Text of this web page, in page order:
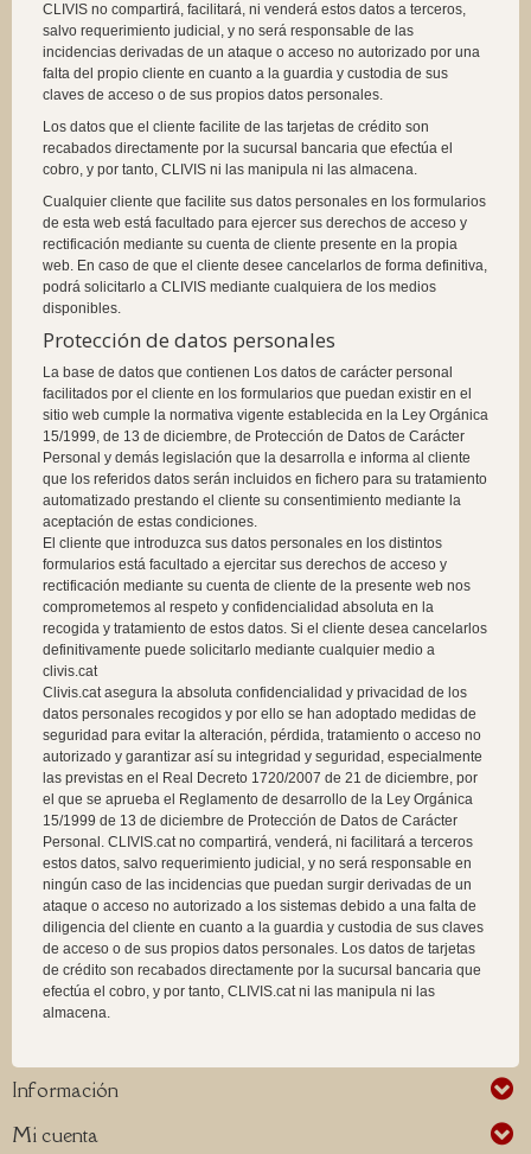
CLIVIS no compartirá, facilitará, ni venderá estos datos a terceros,
salvo requerimiento judicial, y no será responsable de las
incidencias derivadas de un ataque o acceso no autorizado por una
falta del propio cliente en cuanto a la guardia y custodia de sus
claves de acceso o de sus propios datos personales.
Los datos que el cliente facilite de las tarjetas de crédito son
recabados directamente por la sucursal bancaria que efectúa el
cobro, y por tanto, CLIVIS ni las manipula ni las almacena.
Cualquier cliente que facilite sus datos personales en los formularios
de esta web está facultado para ejercer sus derechos de acceso y
rectificación mediante su cuenta de cliente presente en la propia
web. En caso de que el cliente desee cancelarlos de forma definitiva,
podrá solicitarlo a CLIVIS mediante cualquiera de los medios
disponibles.
Protección de datos personales
La base de datos que contienen Los datos de carácter personal
facilitados por el cliente en los formularios que puedan existir en el
sitio web cumple la normativa vigente establecida en la Ley Orgánica
15/1999, de 13 de diciembre, de Protección de Datos de Carácter
Personal y demás legislación que la desarrolla e informa al cliente
que los referidos datos serán incluidos en fichero para su tratamiento
automatizado prestando el cliente su consentimiento mediante la
aceptación de estas condiciones.
El cliente que introduzca sus datos personales en los distintos
formularios está facultado a ejercitar sus derechos de acceso y
rectificación mediante su cuenta de cliente de la presente web nos
comprometemos al respeto y confidencialidad absoluta en la
recogida y tratamiento de estos datos. Si el cliente desea cancelarlos
definitivamente puede solicitarlo mediante cualquier medio a
clivis.cat
Clivis.cat asegura la absoluta confidencialidad y privacidad de los
datos personales recogidos y por ello se han adoptado medidas de
seguridad para evitar la alteración, pérdida, tratamiento o acceso no
autorizado y garantizar así su integridad y seguridad, especialmente
las previstas en el Real Decreto 1720/2007 de 21 de diciembre, por
el que se aprueba el Reglamento de desarrollo de la Ley Orgánica
15/1999 de 13 de diciembre de Protección de Datos de Carácter
Personal. CLIVIS.cat no compartirá, venderá, ni facilitará a terceros
estos datos, salvo requerimiento judicial, y no será responsable en
ningún caso de las incidencias que puedan surgir derivadas de un
ataque o acceso no autorizado a los sistemas debido a una falta de
diligencia del cliente en cuanto a la guardia y custodia de sus claves
de acceso o de sus propios datos personales. Los datos de tarjetas
de crédito son recabados directamente por la sucursal bancaria que
efectúa el cobro, y por tanto, CLIVIS.cat ni las manipula ni las
almacena.
Información
Mi cuenta